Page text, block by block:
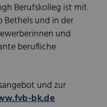
Berufskolleg ist mit
und in der
und
berufliche
und zur
bk.de